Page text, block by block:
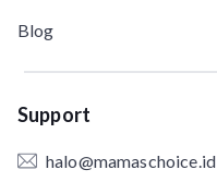
Blog
Support
halo@mamaschoice.id